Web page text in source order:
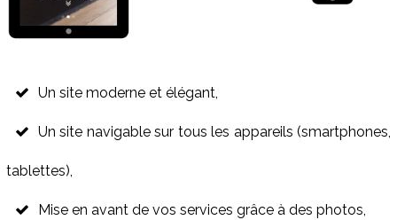
Un site moderne et élégant,
Un site navigable sur tous les appareils (smartphones,
tablettes),
Mise en avant de vos services grâce à des photos,